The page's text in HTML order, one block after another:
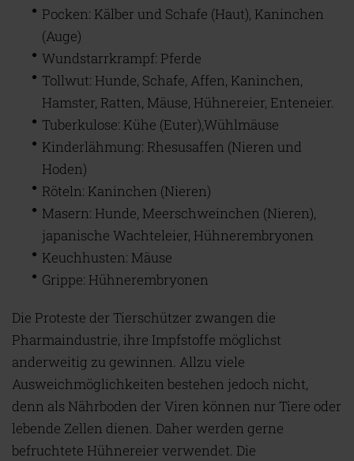
Pocken: Kälber und Schafe (Haut), Kaninchen
(Auge)
Wundstarrkrampf: Pferde
Tollwut: Hunde, Schafe, Affen, Kaninchen,
Hamster, Ratten, Mäuse, Hühnereier, Enteneier.
Tuberkulose: Kühe (Euter),Wühlmäuse
Kinderlähmung: Rhesusaffen (Nieren und
Hoden)
Röteln: Kaninchen (Nieren)
Masern: Hunde, Meerschweinchen (Nieren),
japanische Wachteleier, Hühnerembryonen
Keuchhusten: Mäuse
Grippe: Hühnerembryonen
Die Proteste der Tierschützer zwangen die
Pharmaindustrie, ihre Impfstoffe möglichst
anderweitig zu gewinnen. Allzu viele
Ausweichmöglichkeiten bestehen jedoch nicht,
denn als Nährboden der Viren können nur Tiere oder
lebende Zellen dienen. Daher werden gerne
befruchtete Hühnereier verwendet. Die